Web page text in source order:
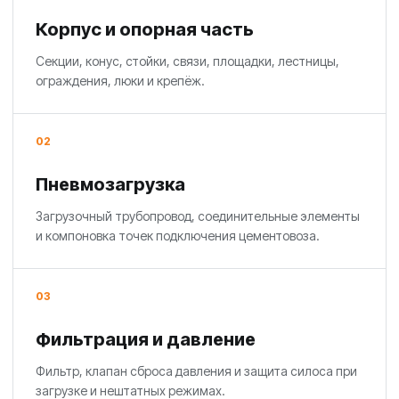
Корпус и опорная часть
Секции, конус, стойки, связи, площадки, лестницы,
ограждения, люки и крепёж.
02
Пневмозагрузка
Загрузочный трубопровод, соединительные элементы
и компоновка точек подключения цементовоза.
03
Фильтрация и давление
Фильтр, клапан сброса давления и защита силоса при
загрузке и нештатных режимах.